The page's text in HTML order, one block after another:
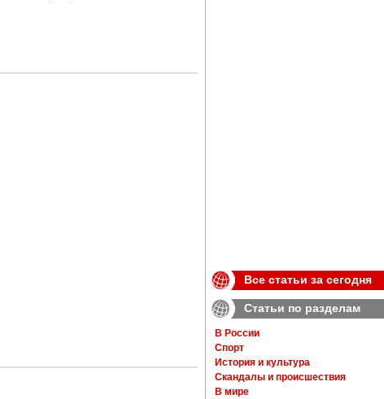
Все статьи за сегодня
Статьи по разделам
В России
Спорт
История и культура
Скандалы и происшествия
В мире